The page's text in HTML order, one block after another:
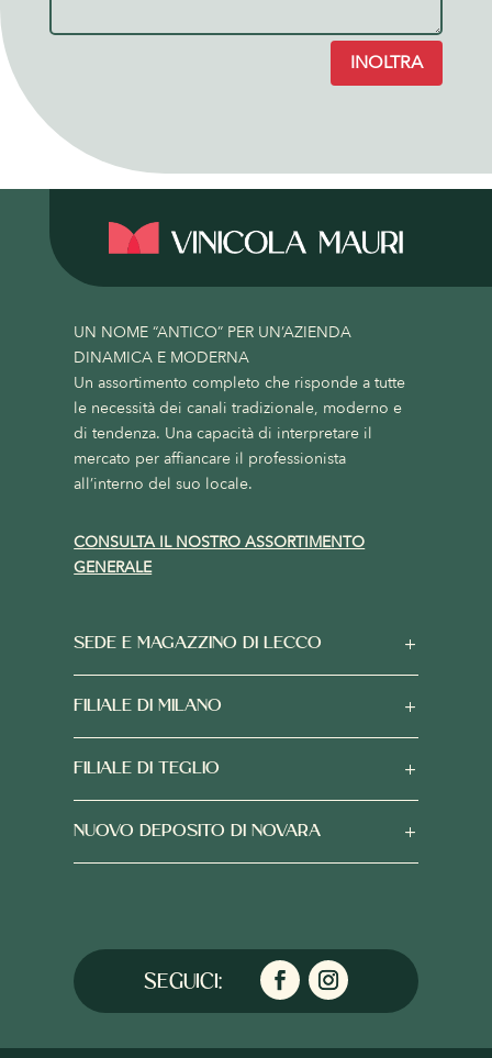
INOLTRA
UN NOME “ANTICO” PER UN’AZIENDA
DINAMICA E MODERNA
Un assortimento completo che risponde a tutte
le necessità dei canali tradizionale, moderno e
di tendenza. Una capacità di interpretare il
mercato per affiancare il professionista
all’interno del suo locale.
CONSULTA IL NOSTRO ASSORTIMENTO
GENERALE
SEDE E MAGAZZINO DI LECCO
FILIALE DI MILANO
FILIALE DI TEGLIO
NUOVO DEPOSITO DI NOVARA